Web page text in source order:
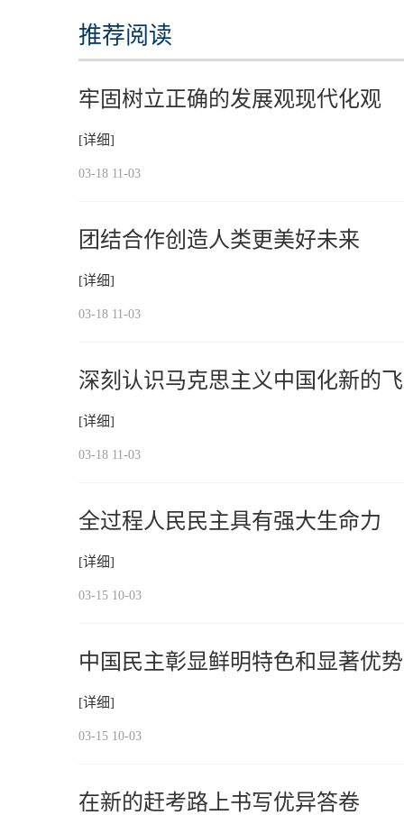
推荐阅读
牢固树立正确的发展观现代化观
[详细]
03-18 11-03
团结合作创造人类更美好未来
[详细]
03-18 11-03
深刻认识马克思主义中国化新的
[详细]
03-18 11-03
全过程人民民主具有强大生命力
[详细]
03-15 10-03
中国民主彰显鲜明特色和显著优势
[详细]
03-15 10-03
在新的赶考路上书写优异答卷